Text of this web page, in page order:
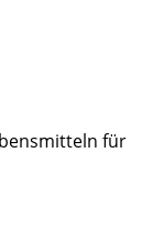
für